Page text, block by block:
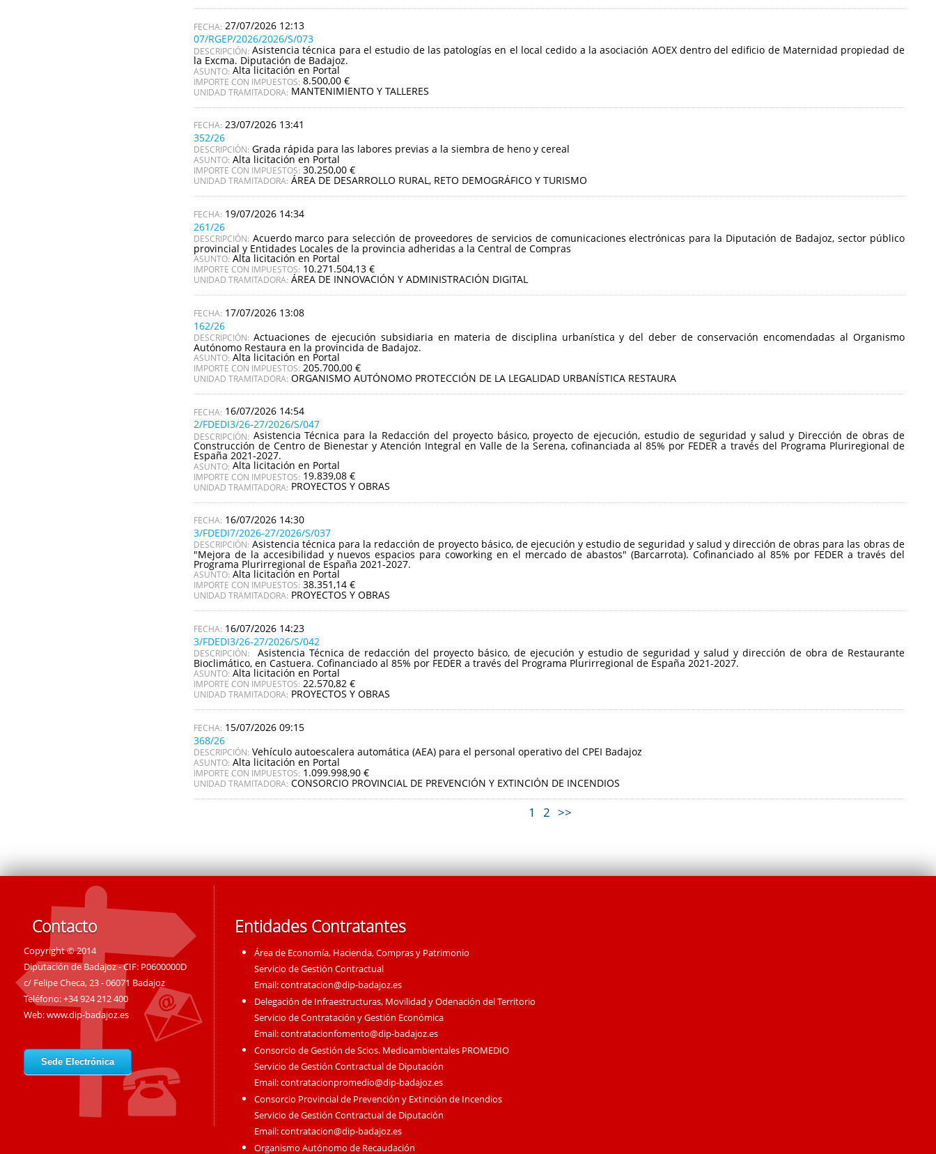
27/07/2026 12:13
07/RGEP/2026/2026/S/073
DESCRIPCIÓN: Asistencia técnica para el estudio de las patologías en el local cedido a la asociación AOEX dentro del edificio de Maternidad propiedad de
la Excma. Diputación de Badajoz.
ASUNTO: Alta licitación en Portal
IMPORTE CON IMPUESTOS: 8.500,00 €
UNIDAD TRAMITADORA: MANTENIMIENTO Y TALLERES
23/07/2026 13:41
352/26
DESCRIPCIÓN: Grada rápida para las labores previas a la siembra de heno y cereal
ASUNTO: Alta licitación en Portal
IMPORTE CON IMPUESTOS: 30.250,00 €
UNIDAD TRAMITADORA: ÁREA DE DESARROLLO RURAL, RETO DEMOGRÁFICO Y TURISMO
19/07/2026 14:34
261/26
DESCRIPCIÓN: Acuerdo marco para selección de proveedores de servicios de comunicaciones electrónicas para la Diputación de Badajoz, sector público
provincial y Entidades Locales de la provincia adheridas a la Central de Compras
ASUNTO: Alta licitación en Portal
IMPORTE CON IMPUESTOS: 10.271.504,13 €
UNIDAD TRAMITADORA: ÁREA DE INNOVACIÓN Y ADMINISTRACIÓN DIGITAL
17/07/2026 13:08
162/26
DESCRIPCIÓN: Actuaciones de ejecución subsidiaria en materia de disciplina urbanística y del deber de conservación encomendadas al Organismo
Autónomo Restaura en la provincida de Badajoz.
ASUNTO: Alta licitación en Portal
IMPORTE CON IMPUESTOS: 205.700,00 €
UNIDAD TRAMITADORA: ORGANISMO AUTÓNOMO PROTECCIÓN DE LA LEGALIDAD URBANÍSTICA RESTAURA
16/07/2026 14:54
2/FDEDI3/26-27/2026/S/047
DESCRIPCIÓN: Asistencia Técnica para la Redacción del proyecto básico, proyecto de ejecución, estudio de seguridad y salud y Dirección de obras de
Construcción de Centro de Bienestar y Atención Integral en Valle de la Serena, cofinanciada al 85% por FEDER a través del Programa Pluriregional de
España 2021-2027.
ASUNTO: Alta licitación en Portal
IMPORTE CON IMPUESTOS: 19.839,08 €
UNIDAD TRAMITADORA: PROYECTOS Y OBRAS
16/07/2026 14:30
3/FDEDI7/2026-27/2026/S/037
DESCRIPCIÓN: Asistencia técnica para la redacción de proyecto básico, de ejecución y estudio de seguridad y salud y dirección de obras para las obras de
"Mejora de la accesibilidad y nuevos espacios para coworking en el mercado de abastos" (Barcarrota). Cofinanciado al 85% por FEDER a través del
Programa Plurirregional de España 2021-2027.
ASUNTO: Alta licitación en Portal
IMPORTE CON IMPUESTOS: 38.351,14 €
UNIDAD TRAMITADORA: PROYECTOS Y OBRAS
16/07/2026 14:23
3/FDEDI3/26-27/2026/S/042
DESCRIPCIÓN: Asistencia Técnica de redacción del proyecto básico, de ejecución y estudio de seguridad y salud y dirección de obra de Restaurante
Bioclimático, en Castuera. Cofinanciado al 85% por FEDER a través del Programa Plurirregional de España 2021-2027.
ASUNTO: Alta licitación en Portal
IMPORTE CON IMPUESTOS: 22.570,82 €
UNIDAD TRAMITADORA: PROYECTOS Y OBRAS
15/07/2026 09:15
368/26
DESCRIPCIÓN: Vehículo autoescalera automática (AEA) para el personal operativo del CPEI Badajoz
ASUNTO: Alta licitación en Portal
IMPORTE CON IMPUESTOS: 1.099.998,90 €
UNIDAD TRAMITADORA: CONSORCIO PROVINCIAL DE PREVENCIÓN Y EXTINCIÓN DE INCENDIOS
1 2 >>
Contacto
Copyright © 2014
Diputación de Badajoz - CIF: P0600000D
c/ Felipe Checa, 23 - 06071 Badajoz
Teléfono: +34 924 212 400
Web:www.dip-badajoz.es
Sede Electrónica
Entidades Contratantes
Área de Economía, Hacienda, Compras y Patrimonio
Servicio de Gestión Contractual
Email:contratacion@dip-badajoz.es
Delegación de Infraestructuras, Movilidad y Odenación del Territorio
Servicio de Contratación y Gestión Económica
Email:contratacionfomento@dip-badajoz.es
Consorcio de Gestión de Scios. Medioambientales PROMEDIO
Servicio de Gestión Contractual de Diputación
Email:contratacionpromedio@dip-badajoz.es
Consorcio Provincial de Prevención y Extinción de Incendios
Servicio de Gestión Contractual de Diputación
Email:contratacion@dip-badajoz.es
Organismo Autónomo de Recaudación